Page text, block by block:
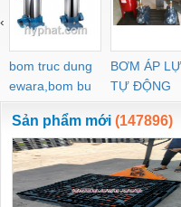
bom truc dung
ewara,bom bu
ewara
BƠM ÁP
TỰ ĐỘNG
‹
Sản phẩm mới (147896)